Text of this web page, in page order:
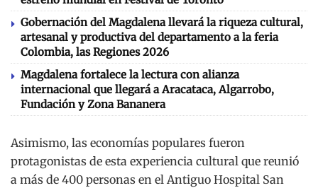
Gobernación del Magdalena llevará la riqueza cultural,
artesanal y productiva del departamento a la feria
Colombia, las Regiones 2026
Magdalena fortalece la lectura con alianza
internacional que llegará a Aracataca, Algarrobo,
Fundación y Zona Bananera
Asimismo, las economías populares fueron
protagonistas de esta experiencia cultural que reunió
a más de 400 personas en el Antiguo Hospital San